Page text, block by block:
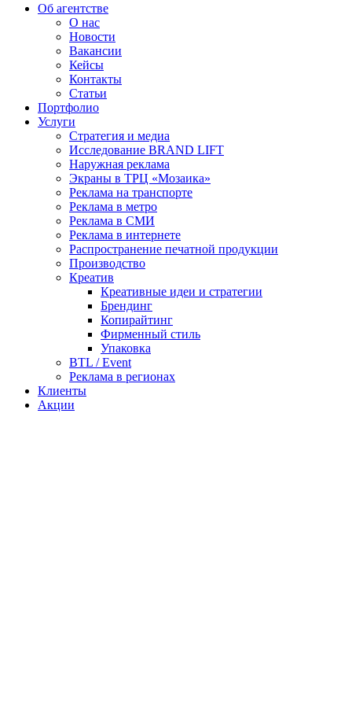
Об агентстве
О нас
Новости
Вакансии
Кейсы
Контакты
Статьи
Портфолио
Услуги
Стратегия и медиа
Исследование BRAND LIFT
Наружная реклама
Экраны в ТРЦ «Мозаика»
Реклама на транспорте
Реклама в метро
Реклама в СМИ
Реклама в интернете
Распространение печатной продукции
Производство
Креатив
Креативные идеи и стратегии
Брендинг
Копирайтинг
Фирменный стиль
Упаковка
BTL / Event
Реклама в регионах
Клиенты
Акции